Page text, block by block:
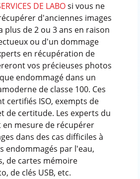
DE LABOsi vous ne
d'anciennes images
plus de 2 ou 3 ans en raison
ou d'un dommage
en récupération de
vos précieuses photos
endommagé dans un
de classe 100. Ces
certifiés ISO, exempts de
de certitude. Les experts du
mesure de récupérer
dans des cas difficiles à
endommagés par l'eau,
de cartes mémoire
de clés USB, etc.